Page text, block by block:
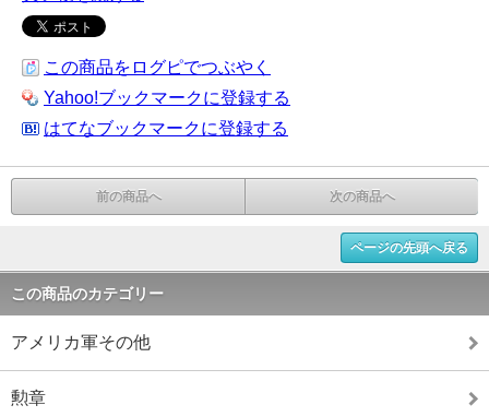
この商品をログピでつぶやく
Yahoo!ブックマークに登録する
はてなブックマークに登録する
前の商品へ 次の商品へ
ページの先頭へ戻る
この商品のカテゴリー
アメリカ軍その他
勲章